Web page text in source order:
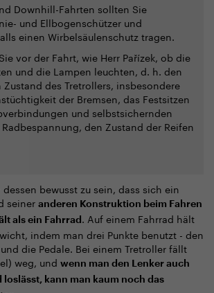
Downhill-Fahrten sollten Sie
und Ellbogenschützer und
einen Wirbelsäulenschutz tragen.
vor der Fahrt, wie Herr Pařízek, ob die
und die Lampen leuchten, d. h. den
des Tretrollers, insbesondere
der Bremsen, das Festsitzen
und selbstsichernden
den Zustand der Reifen
bewusst zu sein, dass sich ein
seiner anderen Konstruktion beim Fahren
als ein Fahrrad . Auf einem Fahrrad hält
indem man drei Punkte benutzt - den
die Pedale. Bei einem Tretroller fällt
weg, und wenn man den Lenker auch
loslässt, kann man kaum noch das